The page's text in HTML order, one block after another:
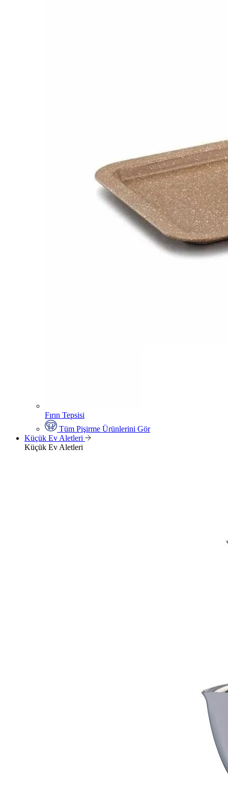
Fırın Tepsisi
Tüm Pişirme Ürünlerini Gör
Küçük Ev Aletleri
Küçük Ev Aletleri